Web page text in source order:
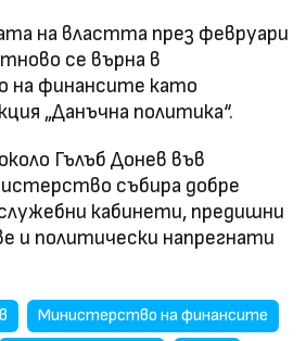
на властта през февруари
се върна в
финансите като
„Данъчна политика“.
Гълъб Донев във
събира добре
кабинети, предишни
и политически напрегнати
Министерство на финансите